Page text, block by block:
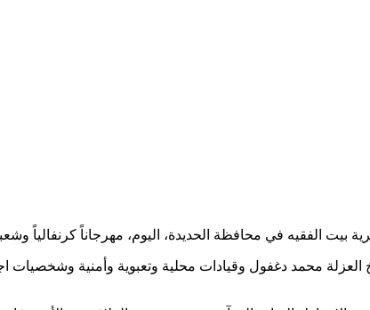
محمد دغفول وقيادات محلية وتعبوية وأمنية وشخصيات